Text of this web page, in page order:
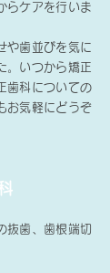
らケアを行いま
や歯並びを気に
。いつから矯正
歯科についての
お気軽にどうぞ
抜歯、歯根端切